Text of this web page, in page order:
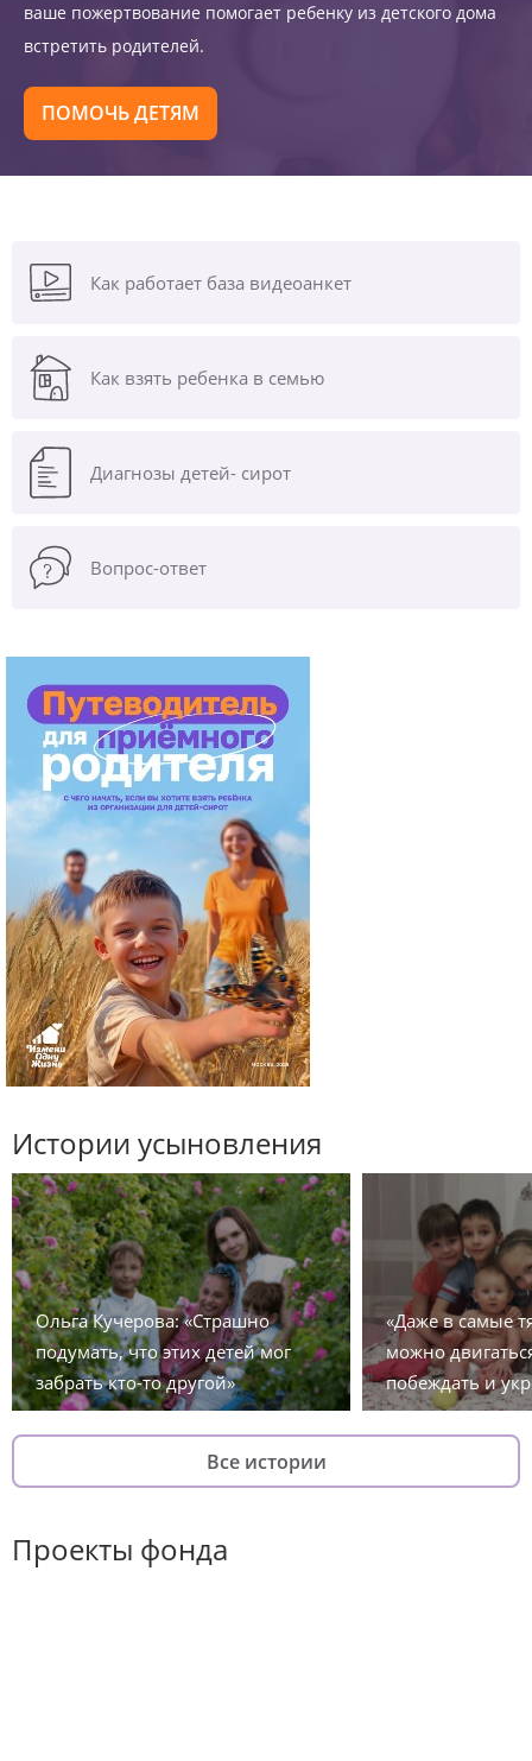
ваше пожертвование помогает ребенку из детского дома
встретить родителей.
ПОМОЧЬ ДЕТЯМ
Как работает база видеоанкет
Как взять ребенка в семью
Диагнозы детей- сирот
Вопрос-ответ
Истории усыновления
Ольга Кучерова: «Страшно
подумать, что этих детей мог
забрать кто-то другой»
«Даже в самые
можно
побеждать и
Все истории
Проекты фонда